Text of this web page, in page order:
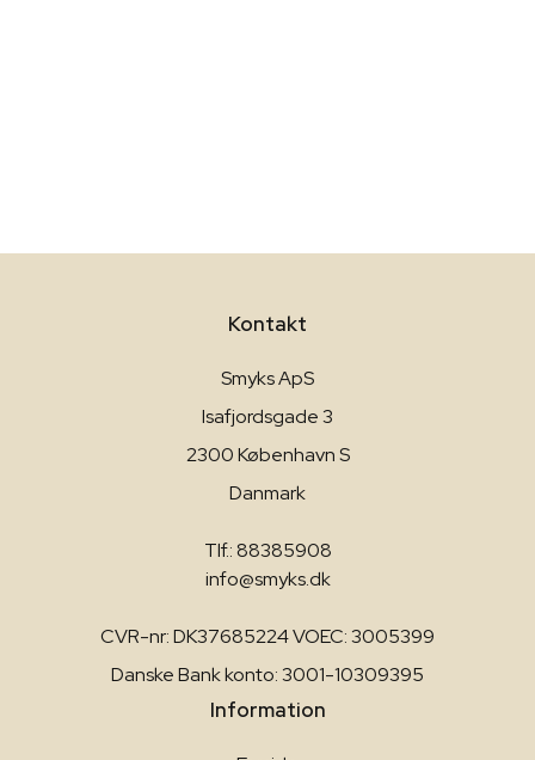
Kontakt
Smyks ApS
Isafjordsgade 3
2300 København S
Danmark
Tlf.: 88385908
info@smyks.dk
CVR-nr: DK37685224 VOEC: 3005399
Danske Bank konto: 3001-10309395
Information